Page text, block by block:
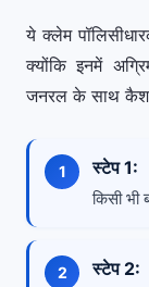
ये क्लेम
क्योंकि इनमें
जनरल के साथ
स्टेप 1:
किसी
स्टेप 2: